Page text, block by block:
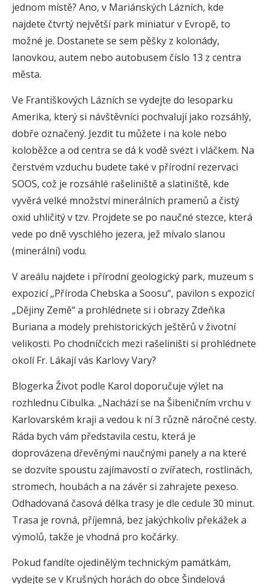
jednom místě? Ano, v Mariánských Lázních, kde
najdete čtvrtý největší park miniatur v Evropě, to
možné je. Dostanete se sem pěšky z kolonády,
lanovkou, autem nebo autobusem číslo 13 z centra
města.
Ve Františkových Lázních se vydejte do lesoparku
Amerika, který si návštěvníci pochvalují jako rozsáhlý,
dobře označený. Jezdit tu můžete i na kole nebo
koloběžce a od centra se dá k vodě svézt i vláčkem. Na
čerstvém vzduchu budete také v přírodní rezervaci
SOOS, což je rozsáhlé rašeliniště a slatiniště, kde
vyvěrá velké množství minerálních pramenů a čistý
oxid uhličitý v tzv. Projdete se po naučné stezce, která
vede po dně vyschlého jezera, jež mívalo slanou
(minerální) vodu.
V areálu najdete i přírodní geologický park, muzeum s
expozicí „Příroda Chebska a Soosu“, pavilon s expozicí
„Dějiny Země“ a prohlédnete si i obrazy Zdeňka
Buriana a modely prehistorických ještěrů v životní
velikosti. Po chodníčcích mezi rašeliništi si prohlédnete
okolí Fr. Lákají vás Karlovy Vary?
Blogerka Život podle Karol doporučuje výlet na
rozhlednu Cibulka. „Nachází se na Šibeničním vrchu v
Karlovarském kraji a vedou k ní 3 různě náročné cesty.
Ráda bych vám představila cestu, která je
doprovázena dřevěnými naučnými panely a na které
se dozvíte spoustu zajímavostí o zvířatech, rostlinách,
stromech, houbách a na závěr si zahrajete pexeso.
Odhadovaná časová délka trasy je dle cedule 30 minut.
Trasa je rovná, příjemná, bez jakýchkoliv překážek a
výmolů, takže je vhodná pro kočárky.
Pokud fandíte ojedinělým technickým památkám,
vydejte se v Krušných horách do obce Šindelová